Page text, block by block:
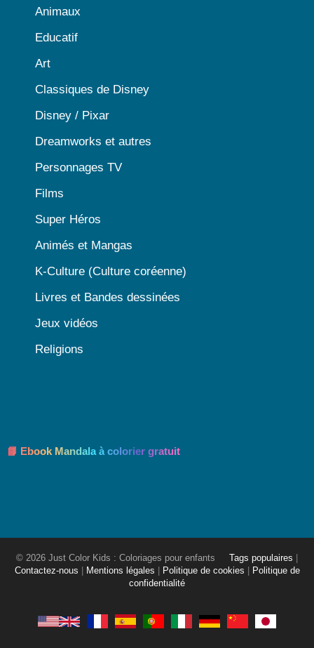
Animaux
Educatif
Art
Classiques de Disney
Disney / Pixar
Dreamworks et autres
Personnages TV
Films
Super Héros
Animés et Mangas
K-Culture (Culture coréenne)
Livres et Bandes dessinées
Jeux vidéos
Religions
📘 Ebook Mandala à colorier gratuit
© 2026 Just Color Kids : Coloriages pour enfants Tags populaires
Contactez-nous
Mentions légales Politique de cookies
Politique de
confidentialité